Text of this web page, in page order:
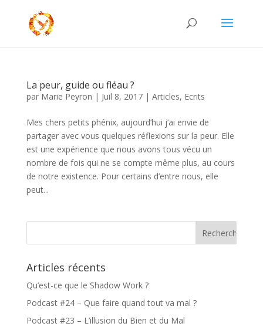
La peur, guide ou fléau ?
par Marie Peyron | Juil 8, 2017| Articles, Ecrits
Mes chers petits phénix, aujourd’hui j’ai envie de
partager avec vous quelques réflexions sur la peur. Elle
est une expérience que nous avons tous vécu un
nombre de fois qui ne se compte même plus, au cours
de notre existence. Pour certains d’entre nous, elle
peut...
Articles récents
Qu’est-ce que le Shadow Work ?
Podcast #24 – Que faire quand tout va mal ?
Podcast #23 – L’illusion du Bien et du Mal